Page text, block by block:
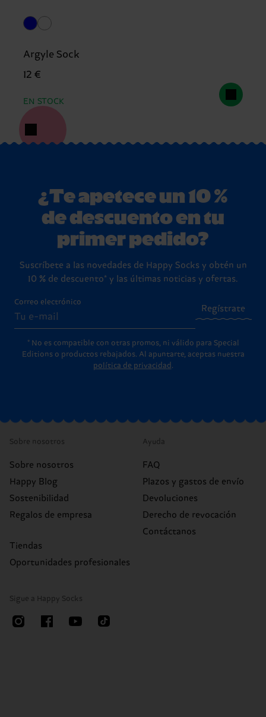
Argyle Sock
12 €
EN STOCK
¿Te apetece un 10 %
de descuento en tu
primer pedido?
Suscríbete a las novedades de Happy Socks y obtén un
10 % de descuento* y las últimas noticias y ofertas.
Correo electrónico
Regístrate
* No es compatible con otras promos, ni válido para Special
Editions o productos rebajados. Al apuntarte, aceptas nuestra
política de privacidad .
Sobre nosotros
Sobre nosotros
Happy Blog
Sostenibilidad
Regalos de empresa
Tiendas
Oportunidades profesionales
Ayuda
FAQ
Plazos y gastos de envío
Devoluciones
Derecho de revocación
Contáctanos
Sigue a Happy Socks